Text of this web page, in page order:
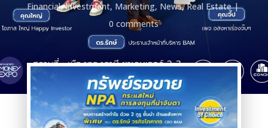
Financial,Investment, Marketing, News,Real Estate
0 comments